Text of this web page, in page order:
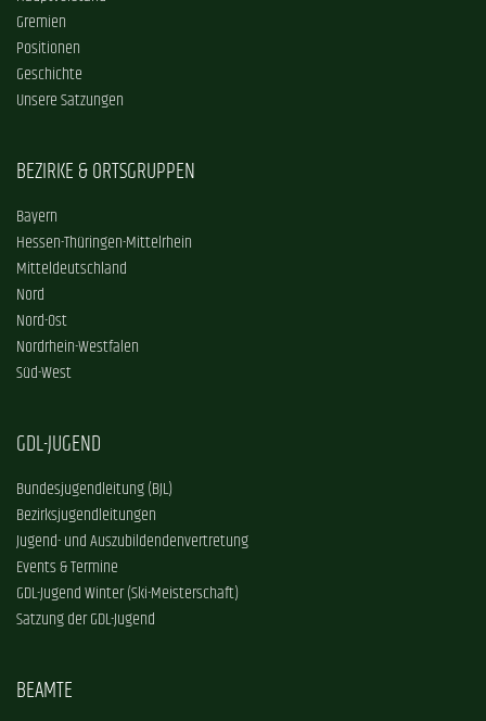
Gremien
Positionen
Geschichte
Unsere Satzungen
BEZIRKE & ORTSGRUPPEN
Bayern
Hessen-Thüringen-Mittelrhein
Mitteldeutschland
Nord
Nord-Ost
Nordrhein-Westfalen
Süd-West
GDL-JUGEND
Bundesjugendleitung (BJL)
Bezirksjugendleitungen
Jugend- und Auszubildendenvertretung
Events & Termine
GDL-Jugend Winter (Ski-Meisterschaft)
Satzung der GDL-Jugend
BEAMTE